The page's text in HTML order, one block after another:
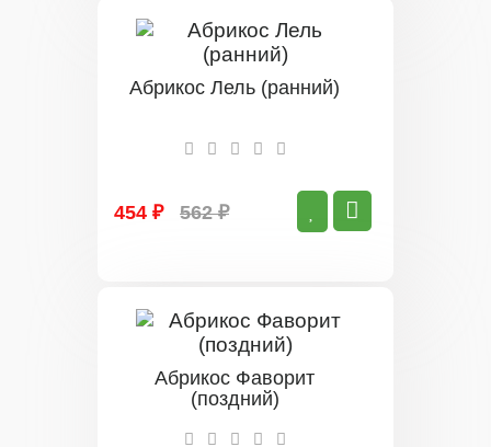
Абрикос Лель (ранний)
454 ₽ 562 ₽
Абрикос Фаворит
(поздний)